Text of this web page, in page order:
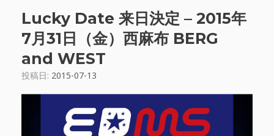
Lucky Date 来日決定 – 2015年
7月31日（金）西麻布 BERG
and WEST
投稿日: 2015-07-13